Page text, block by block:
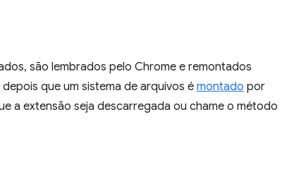
são lembrados pelo Chrome e remontados
que um sistema de arquivos émontado por
a extensão seja descarregada ou chame o método